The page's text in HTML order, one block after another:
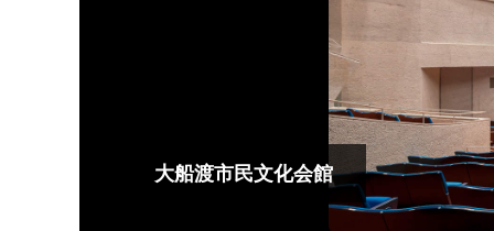
大船渡市民文化会館